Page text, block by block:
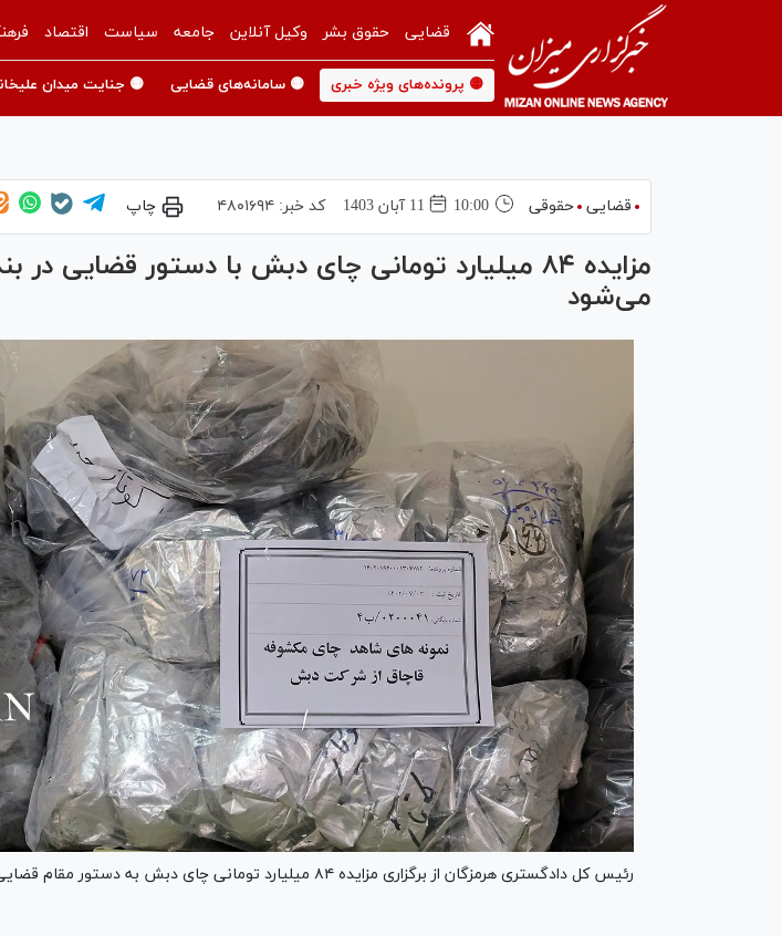
قضایی حقوق بشر وکیل آنلاین جامعه سیاست اقتصاد
🟡 پرونده‌های ویژه خبری 🟡 سامانه‌های قضایی 🟡 جنایت میدان
قضایی حقوقی 10:00 11 آبان 1403 کد خبر: ۴۸۰۱۶۹۴ چاپ
مزایده ۸۴ میلیارد تومانی چای دبش با دستور قضایی در
می‌شود
رئیس کل دادگستری هرمزگان از برگزاری مزایده ۸۴ میلیارد تومانی چای دبش به دستور مقام قضایی خبر داد.